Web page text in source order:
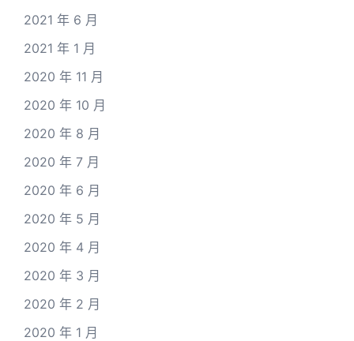
2021 年 6 月
2021 年 1 月
2020 年 11 月
2020 年 10 月
2020 年 8 月
2020 年 7 月
2020 年 6 月
2020 年 5 月
2020 年 4 月
2020 年 3 月
2020 年 2 月
2020 年 1 月